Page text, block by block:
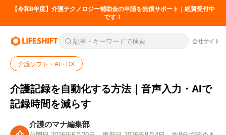
【令和8年度】介護テクノロジー補助金の申請を無償サポート｜絶賛受付中
です！
会社サイト
介護ソフト・AI・DX
介護記録を自動化する方法｜音声入力・AIで
記録時間を減らす
介護のマナ編集部